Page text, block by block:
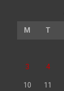
M T
3 4
10 11